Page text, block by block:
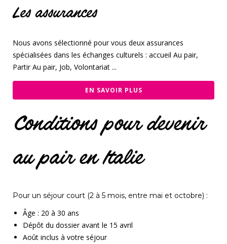
Les assurances
Nous avons sélectionné pour vous deux assurances
spécialisées dans les échanges culturels : accueil Au pair,
Partir Au pair, Job, Volontariat ...
EN SAVOIR PLUS
Conditions pour devenir
au pair en Italie
Pour un séjour court (2 à 5 mois, entre mai et octobre) :
Âge : 20 à 30 ans
Dépôt du dossier avant le 15 avril
Août inclus à votre séjour